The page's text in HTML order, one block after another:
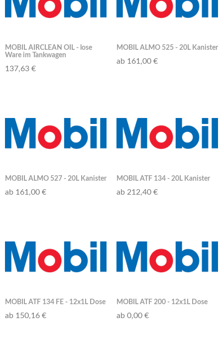
MOBIL AIRCLEAN OIL - lose
Ware im Tankwagen
137,63 €
MOBIL ALMO 525 - 20L Kanister
ab 161,00 €
MOBIL ALMO 527 - 20L Kanister
ab 161,00 €
MOBIL ATF 134 - 20L Kanister
ab 212,40 €
MOBIL ATF 134 FE - 12x1L Dose
ab 150,16 €
MOBIL ATF 200 - 12x1L Dose
ab 0,00 €